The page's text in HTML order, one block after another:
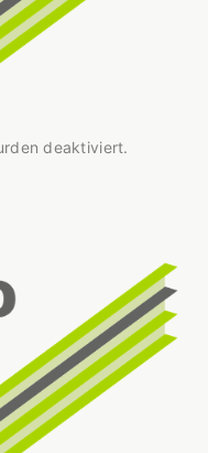
deaktiviert.